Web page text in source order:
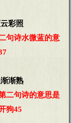
彩照
句诗水微蓝的意
渐熟
二句诗的意思是
狗45